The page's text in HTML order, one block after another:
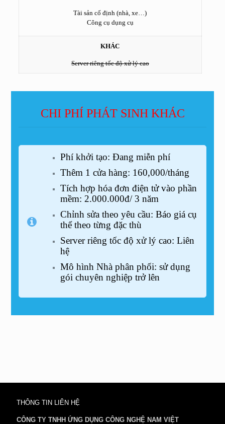
Tài sản cố định (nhà, xe…)
Công cụ dụng cụ
KHÁC
Server riêng tốc độ xử lý cao
CHI PHÍ PHÁT SINH KHÁC
Phí khởi tạo: Đang miễn phí
Thêm 1 cửa hàng: 160,000/tháng
Tích hợp hóa đơn điện tử vào phần
mềm: 2.000.000đ/ 3 năm
Chỉnh sửa theo yêu cầu: Báo giá cụ
thể theo từng đặc thù
Server riêng tốc độ xử lý cao: Liên
hệ
Mô hình Nhà phân phối: sử dụng
gói chuyên nghiệp trở lên
THÔNG TIN LIÊN HỆ
CÔNG TY TNHH ỨNG DỤNG CÔNG NGHỆ NAM VIỆT